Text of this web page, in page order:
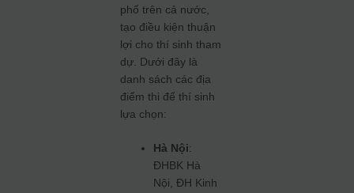
phố trên cả nước,
tạo điều kiện thuận
lợi cho thí sinh tham
dự. Dưới đây là
danh sách các địa
điểm thi để thí sinh
lựa chọn:
Hà Nội:
ĐHBK Hà
Nội, ĐH Kinh